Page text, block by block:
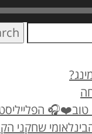
הפלייליסט
שחקני